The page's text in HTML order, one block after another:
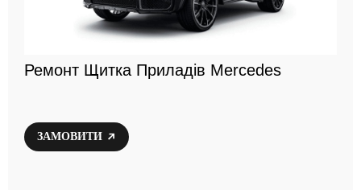
Ремонт Щитка Приладів Mercedes
ЗАМОВИТИ